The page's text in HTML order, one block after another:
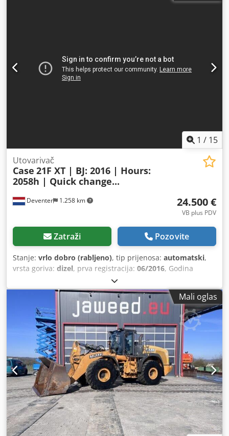
1 / 15
Deventer 1.258 km
Utovarivač
Case 21F XT | BJ: 2016 | Hours:
2058h | Quick change...
24.500 €
VB plus PDV
Zatraži Pozovite
Stanje: vrlo dobro (rabljeno), tip prijenosa: automatski,
vrsta goriva: dizel, prva registracija: 06/2016, Godina
2.058 h
Mali oglas